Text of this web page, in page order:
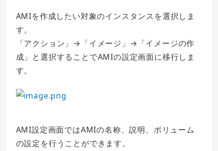
AMIを作成したい対象のインスタンスを選択しま
す。
「アクション」→「イメージ」→「イメージの作
成」と選択することでAMIの設定画面に移行しま
す。
AMI設定画面ではAMIの名称、説明、ボリューム
の設定を行うことができます。